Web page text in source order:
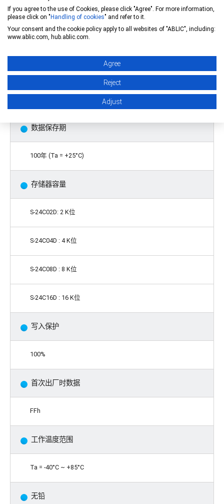
备有施密特触发器、噪声滤波器输入端子 (SCL, SDA)
重写次数
数据保存期
100年 (Ta = +25°C)
存储器容量
S-24C02D: 2 K位
S-24C04D : 4 K位
S-24C08D : 8 K位
S-24C16D : 16 K位
写入保护
100%
首次出厂时数据
FFh
工作温度范围
Ta = -40°C ~ +85°C
无铅
If you agree to the use of Cookies, please click "Agree". For more information,
please click on "Handling of cookies" and refer to it.
Your consent and the cookie policy apply to all websites of "ABLIC", including:
www.ablic.com, hub.ablic.com.
Agree
Reject
Adjust